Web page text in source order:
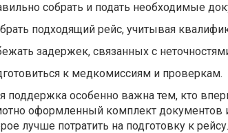
собрать и подать необходимые
подходящий рейс, учитывая
задержек, связанных с
к медкомиссиям и проверкам.
поддержка особенно важна тем, кто
оформленный комплект документов
лучше потратить на подготовку к рейсу.